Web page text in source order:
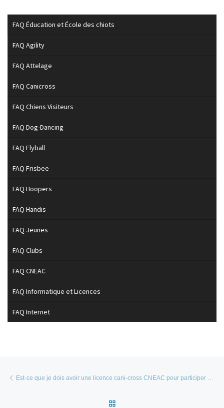
FAQ Éducation et École des chiots
FAQ Agility
FAQ Attelage
FAQ Canicross
FAQ Chiens Visiteurs
FAQ Dog-Dancing
FAQ Flyball
FAQ Frisbee
FAQ Hoopers
FAQ Handis
FAQ Jeunes
FAQ Clubs
FAQ CNEAC
FAQ Informatique et Licences
FAQ Internet
Parcourir les articles